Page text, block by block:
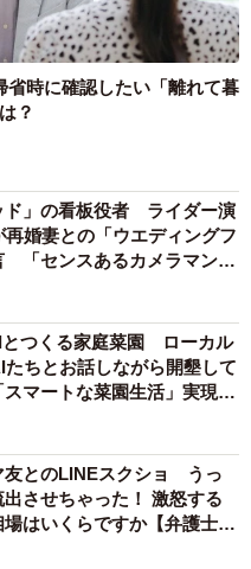
時に確認したい「離れて暮
？
ド」の看板役者 ライダー演
再婚妻との「ウエディングフ
「センスあるカメラマン求
とつくる家庭菜園 ローカル
ちとお話しながら開墾して
マートな菜園生活」実現な
友とのLINEスクショ うっ
させちゃった！ 激怒する
はいくらですか【弁護士が